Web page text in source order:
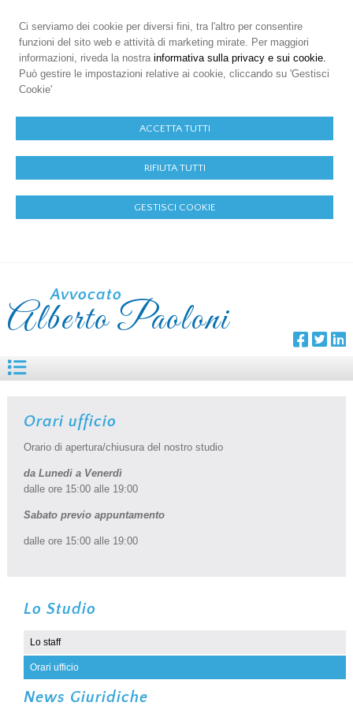
Ci serviamo dei cookie per diversi fini, tra l'altro per consentire
funzioni del sito web e attività di marketing mirate. Per maggiori
informazioni, riveda la nostrainformativa sulla privacy e sui cookie.
Può gestire le impostazioni relative ai cookie, cliccando su 'Gestisci
Cookie'
ACCETTA TUTTI
RIFIUTA TUTTI
GESTISCI COOKIE
Avvocato
Alberto Paoloni
Orari ufficio
Orario di apertura/chiusura del nostro studio
da Lunedi a Venerdì
dalle ore 15:00 alle 19:00
Sabato previo appuntamento
dalle ore 15:00 alle 19:00
Lo Studio
Lo staff
Orari ufficio
News Giuridiche